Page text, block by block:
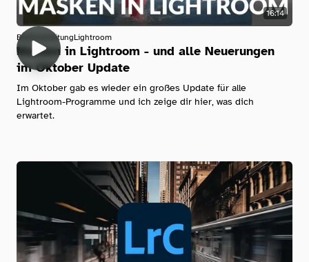
16:14
BildbearbeitungLightroom
Masken in Lightroom - und alle Neuerungen
im Oktober Update
Im Oktober gab es wieder ein großes Update für alle
Lightroom-Programme und ich zeige dir hier, was dich
erwartet.